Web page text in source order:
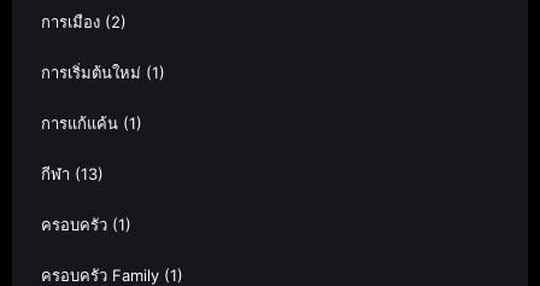
การเมือง (2)
การเริ่มต้นใหม่ (1)
การแก้แค้น (1)
กีฬา (13)
ครอบครัว (1)
ครอบครัว Family (1)